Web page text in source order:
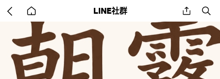
back
to
home
LINE社群 share